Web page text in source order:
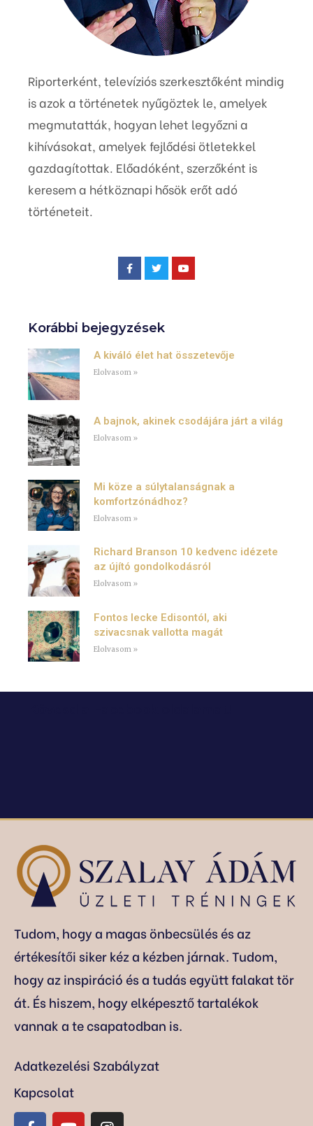
Riporterként, televíziós szerkesztőként mindig
is azok a történetek nyűgöztek le, amelyek
megmutatták, hogyan lehet legyőzni a
kihívásokat, amelyek fejlődési ötletekkel
gazdagítottak. Előadóként, szerzőként is
keresem a hétköznapi hősök erőt adó
történeteit.
Korábbi bejegyzések
A kiváló élet hat összetevője
Elolvasom »
A bajnok, akinek csodájára járt a világ
Elolvasom »
Mi köze a súlytalanságnak a
komfortzónádhoz?
Elolvasom »
Richard Branson 10 kedvenc idézete
az újító gondolkodásról
Elolvasom »
Fontos lecke Edisontól, aki
szivacsnak vallotta magát
Elolvasom »
Tudom, hogy a magas önbecsülés és az
értékesítői siker kéz a kézben járnak. Tudom,
hogy az inspiráció és a tudás együtt falakat tör
át. És hiszem, hogy elképesztő tartalékok
vannak a te csapatodban is.
Adatkezelési Szabályzat
Kapcsolat